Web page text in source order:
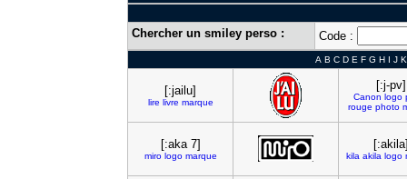
Chercher un smiley perso : Code :
A B C D E F G H I J K
[:jailu]
lire livre marque
[:j-pv]
Canon logo
rouge photo
[:aka 7]
miro logo marque kila akila logo